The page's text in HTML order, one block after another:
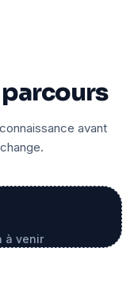
avant
à venir